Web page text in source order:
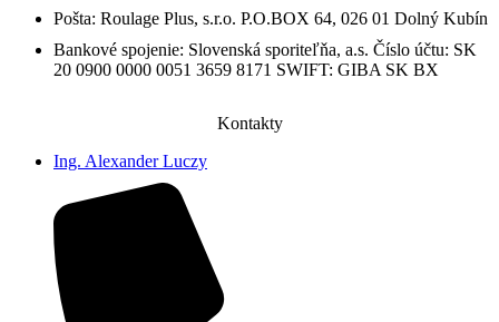
Pošta: Roulage Plus, s.r.o. P.O.BOX 64, 026 01 Dolný Kubín
Bankové spojenie: Slovenská sporiteľňa, a.s. Číslo účtu: SK
20 0900 0000 0051 3659 8171 SWIFT: GIBA SK BX
Kontakty
Ing. Alexander Luczy